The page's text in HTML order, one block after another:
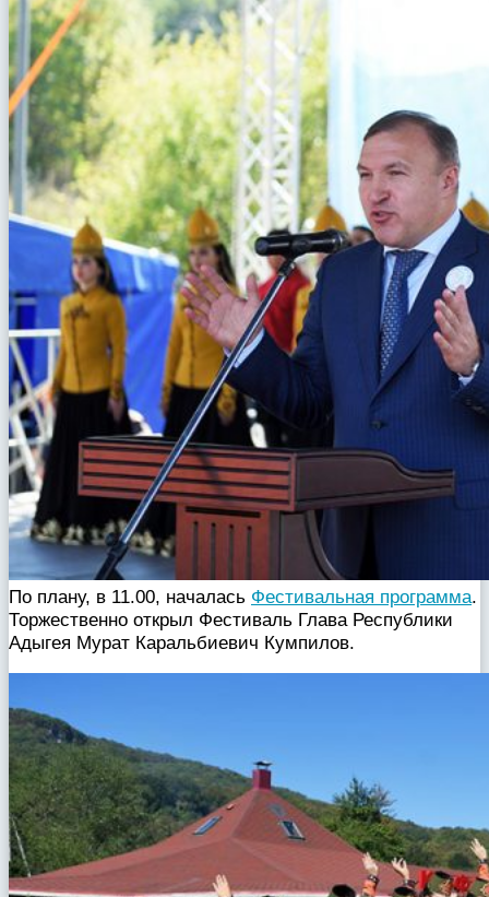
По плану, в 11.00, началась Фестивальная программа.
Торжественно открыл Фестиваль Глава Республики
Адыгея Мурат Каральбиевич Кумпилов.